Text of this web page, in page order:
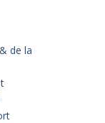
de la